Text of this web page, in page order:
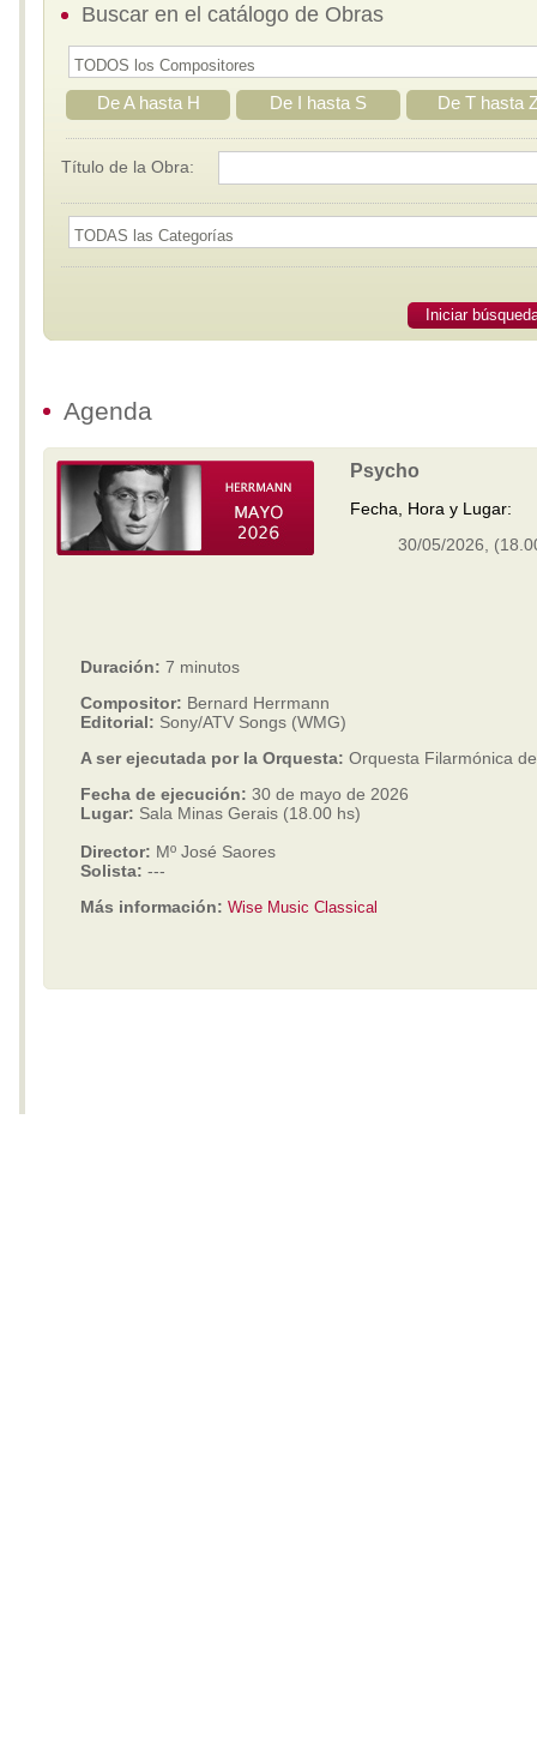
Buscar en el catálogo de Obras
De A hasta H De I hasta S De T hasta
Título de la Obra:
Iniciar
Agenda
Psycho
Fecha, Hora y Lugar:
30/05/2026,
Duración: 7 minutos
Compositor: Bernard Herrmann
Editorial: Sony/ATV Songs (WMG)
A ser ejecutada por la Orquesta: Orquesta Filarmónica
Fecha de ejecución: 30 de mayo de 2026
Lugar: Sala Minas Gerais (18.00 hs)
Director: Mº José Saores
Solista: ---
Más información: Wise Music Classical